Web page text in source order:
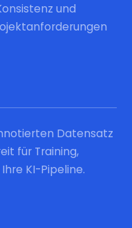
und
Datensatz
für Training,
KI-Pipeline.